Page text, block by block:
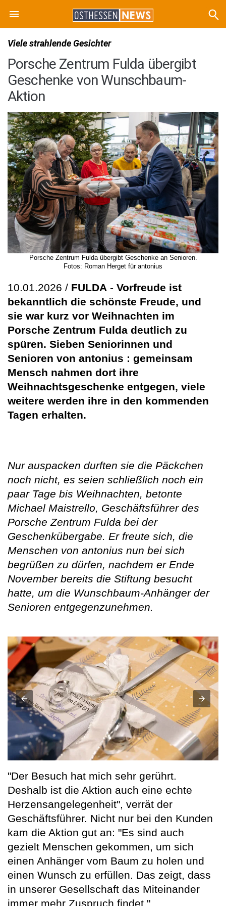
Viele strahlende Gesichter
Porsche Zentrum Fulda übergibt
Geschenke von Wunschbaum-
Aktion
Porsche Zentrum Fulda übergibt Geschenke an Senioren.
Fotos: Roman Herget für antonius
10.01.2026 / FULDA - Vorfreude ist
bekanntlich die schönste Freude, und
sie war kurz vor Weihnachten im
Porsche Zentrum Fulda deutlich zu
spüren. Sieben Seniorinnen und
Senioren von antonius : gemeinsam
Mensch nahmen dort ihre
Weihnachtsgeschenke entgegen, viele
weitere werden ihre in den kommenden
Tagen erhalten.
Nur auspacken durften sie die Päckchen
noch nicht, es seien schließlich noch ein
paar Tage bis Weihnachten, betonte
Michael Maistrello, Geschäftsführer des
Porsche Zentrum Fulda bei der
Geschenkübergabe. Er freute sich, die
Menschen von antonius nun bei sich
begrüßen zu dürfen, nachdem er Ende
November bereits die Stiftung besucht
hatte, um die Wunschbaum-Anhänger der
Senioren entgegenzunehmen.
"Der Besuch hat mich sehr gerührt.
Deshalb ist die Aktion auch eine echte
Herzensangelegenheit", verrät der
Geschäftsführer. Nicht nur bei den Kunden
kam die Aktion gut an: "Es sind auch
gezielt Menschen gekommen, um sich
einen Anhänger vom Baum zu holen und
einen Wunsch zu erfüllen. Das zeigt, dass
in unserer Gesellschaft das Miteinander
immer mehr Zuspruch findet."